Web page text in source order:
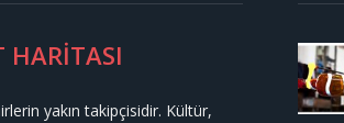
HARİTASI
yakın takipçisidir. Kültür,